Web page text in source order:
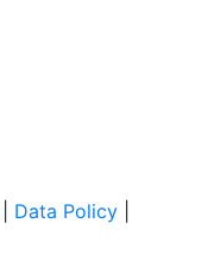
Data Policy